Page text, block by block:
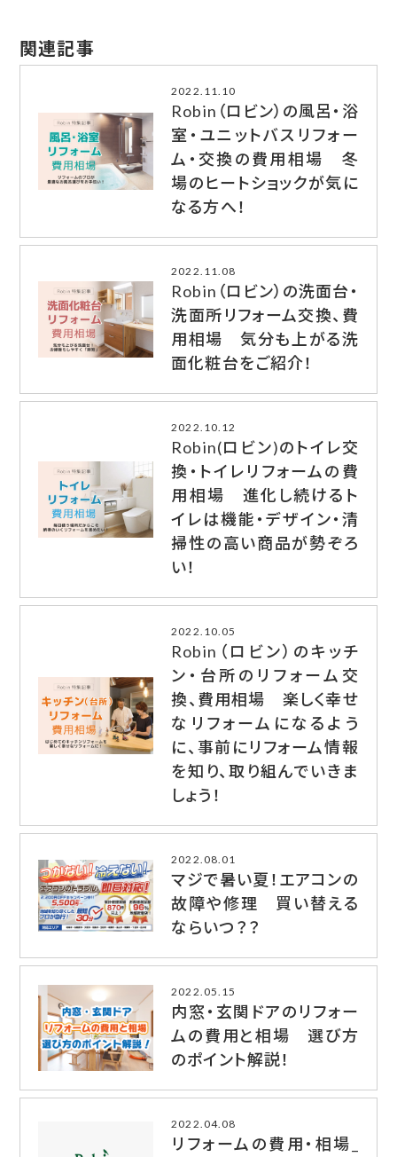
関連記事
2022.11.10
Robin（ロビン）の風呂・浴
室・ユニットバスリフォー
ム・交換の費用相場 冬
場のヒートショックが気に
なる方へ！
2022.11.08
Robin（ロビン）の洗面台・
洗面所リフォーム交換、費
用相場 気分も上がる洗
面化粧台をご紹介！
2022.10.12
Robin(ロビン)のトイレ交
換・トイレリフォームの費
用相場 進化し続けるト
イレは機能・デザイン・清
掃性の高い商品が勢ぞろ
い！
2022.10.05
Robin（ロビン）のキッチ
ン・台所のリフォーム交
換、費用相場 楽しく幸せ
なリフォームになるよう
に、事前にリフォーム情報
を知り、取り組んでいきま
しょう！
2022.08.01
マジで暑い夏！エアコンの
故障や修理 買い替える
ならいつ？？
2022.05.15
内窓・玄関ドアのリフォー
ムの費用と相場 選び方
のポイント解説！
2022.04.08
リフォームの費用・相場_